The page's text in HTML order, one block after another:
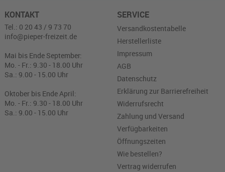
KONTAKT
Tel.: 0 20 43 / 9 73 70
info@pieper-freizeit.de
Mai bis Ende September:
Mo. - Fr.: 9.30 - 18.00 Uhr
Sa.: 9.00 - 15.00 Uhr
Oktober bis Ende April:
Mo. - Fr.: 9.30 - 18.00 Uhr
Sa.: 9.00 - 15.00 Uhr
SERVICE
Versandkostentabelle
Herstellerliste
Impressum
AGB
Datenschutz
Erklärung zur Barrierefreiheit
Widerrufsrecht
Zahlung und Versand
Verfügbarkeiten
Öffnungszeiten
Wie bestellen?
Vertrag widerrufen